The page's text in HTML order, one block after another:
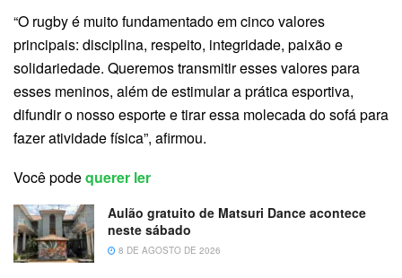
“O rugby é muito fundamentado em cinco valores
principais: disciplina, respeito, integridade, paixão e
solidariedade. Queremos transmitir esses valores para
esses meninos, além de estimular a prática esportiva,
difundir o nosso esporte e tirar essa molecada do sofá para
fazer atividade física”, afirmou.
Você podequerer ler
Aulão gratuito de Matsuri Dance acontece
neste sábado
8 DE AGOSTO DE 2026